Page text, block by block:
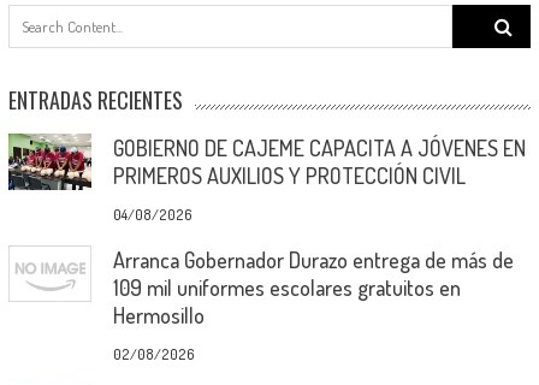
Search
for:
ENTRADAS RECIENTES
GOBIERNO DE CAJEME CAPACITA A JÓVENES EN
PRIMEROS AUXILIOS Y PROTECCIÓN CIVIL
04/08/2026
Arranca Gobernador Durazo entrega de más de
109 mil uniformes escolares gratuitos en
Hermosillo
02/08/2026